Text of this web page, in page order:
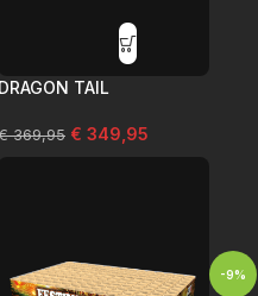
DRAGON TAIL
369,95 € 349,95
-9%